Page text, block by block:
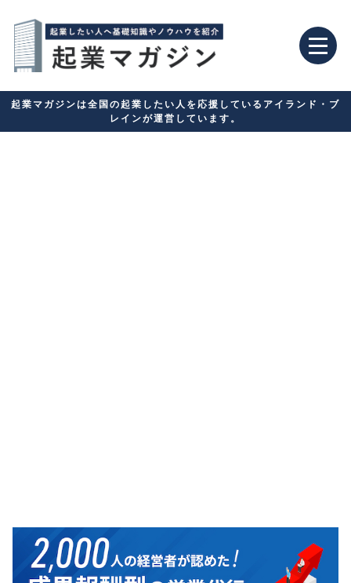
起業マガジンは全国の起業したい人を応援しているアイランド・ブ
レインが運営しています。